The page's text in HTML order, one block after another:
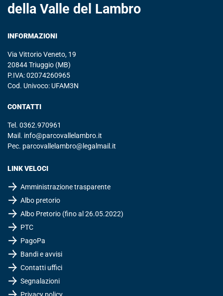
della Valle del Lambro
INFORMAZIONI
Via Vittorio Veneto, 19
20844 Triuggio (MB)
P.IVA: 02074260965
Cod. Univoco: UFAM3N
CONTATTI
Tel. 0362.970961
Mail. info@parcovallelambro.it
Pec. parcovallelambro@legalmail.it
LINK VELOCI
Amministrazione trasparente
Albo pretorio
Albo Pretorio (fino al 26.05.2022)
PTC
PagoPa
Bandi e avvisi
Contatti uffici
Segnalazioni